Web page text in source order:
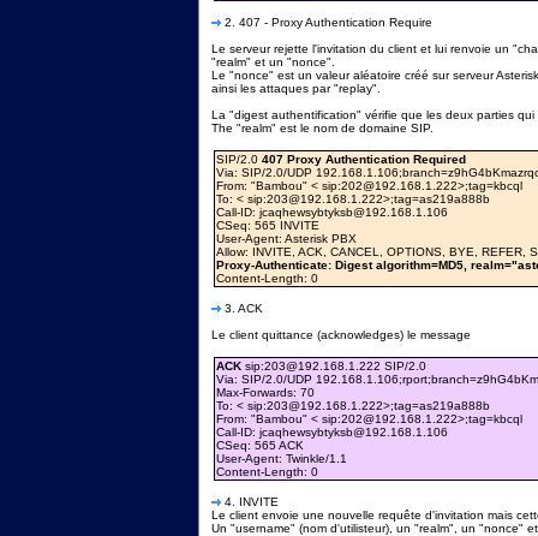
2. 407 - Proxy Authentication Require
Le serveur rejette l'invitation du client et lui renvoie un
"realm" et un "nonce".
Le "nonce" est un valeur aléatoire créé sur serveur
ainsi les attaques par "replay".
La "digest authentification" vérifie que les deux parties
The "realm" est le nom de domaine SIP.
SIP/2.0 407 Proxy Authentication Required
Via: SIP/2.0/UDP
From: "Bambou" < sip:202@192.168.1.222>;tag=kbcql
To: < sip:203@192.168.1.222>;tag=as219a888b
Call-ID: jcaqhewsybtyksb@192.168.1.106
CSeq: 565 INVITE
User-Agent: Asterisk PBX
Allow: INVITE, ACK, CANCEL, OPTIONS, BYE, REFER,
Proxy-Authenticate: Digest algorithm=MD5,
Content-Length: 0
3. ACK
Le client quittance (acknowledges) le message
ACK sip:203@192.168.1.222 SIP/2.0
Via: SIP/2.0/UDP
Max-Forwards: 70
To: < sip:203@192.168.1.222>;tag=as219a888b
From: "Bambou" < sip:202@192.168.1.222>;tag=kbcql
Call-ID: jcaqhewsybtyksb@192.168.1.106
CSeq: 565 ACK
User-Agent: Twinkle/1.1
Content-Length: 0
4. INVITE
Le client envoie une nouvelle requête d'invitation mais
Un "username" (nom d'utilisteur), un "realm", un "nonce"